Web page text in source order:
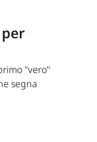
"vero"
segna